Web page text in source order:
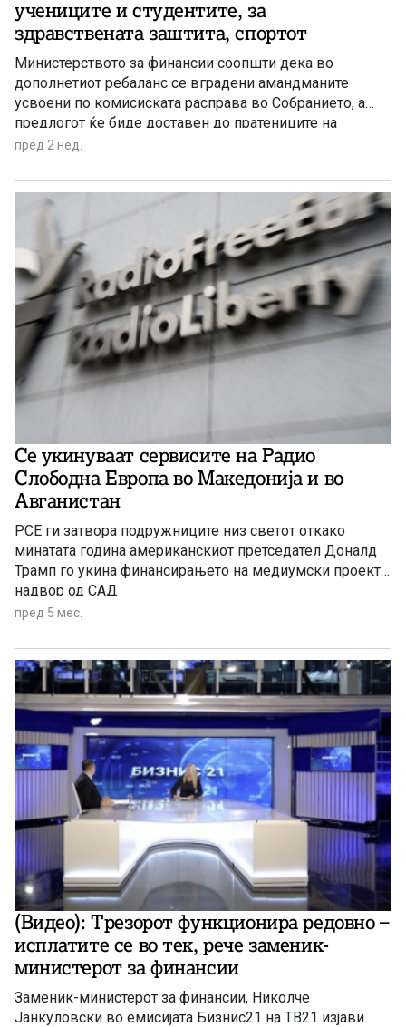
учениците и студентите, за
здравствената заштита, спортот
Министерството за финансии соопшти дека во
дополнетиот ребаланс се вградени амандманите
усвоени по комисиската расправа во Собранието, а
предлогот ќе биде доставен до пратениците на
усвојување
пред 2 нед.
Се укинуваат сервисите на Радио
Слободна Европа во Македонија и во
Авганистан
РСЕ ги затвора подружниците низ светот откако
минатата година американскиот претседател Доналд
Трамп го укина финансирањето на медиумски проекти
надвор од САД
пред 5 мес.
(Видео): Трезорот функционира редовно –
исплатите се во тек, рече заменик-
министерот за финансии
Заменик-министерот за финансии, Николче
Јанкуловски во емисијата Бизнис21 на ТВ21 изјави